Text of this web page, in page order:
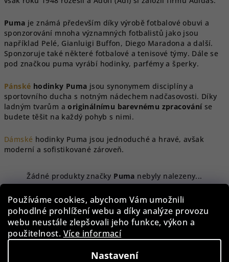
Používáme cookies, abychom Vám umožnili
pohodlné prohlížení webu a díky analýze provozu
webu neustále zlepšovali jeho funkce, výkon a
použitelnost. Více informací
Nastavení
Puma je známá především díky výrobě fotbalové obuvi a
sponzorování mnoha významných fotbalistů jako jsou
například Pelé, Gianluigi Buffon, Diego Maradona a další.
Sponzoruje také některé fotbalové a tenisové týmy. Dále se
pod značkou puma vyrábí hodinky, parfémy a šperky.
Pánské hodinky Puma jsou synonymem disciplíny a
sportovního ducha s notným nádechem nadčasovosti. Díky
ladným tvarům aoriginálnímu barevnému zpracováníse
budete těšit na každý pohyb s nimi.
Dámské hodinky Puma jsou jednoduché a hravé, avšak
moderní a sofistikované zároveň.
Žádné produkty značky Puma nebyly nalezeny...
Odebírat newsletter